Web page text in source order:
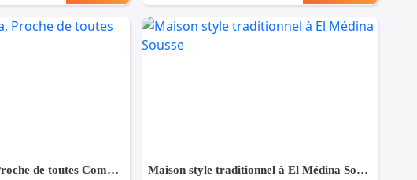
Maison à Hergla, Proche de toutes Commodités Maison style traditionnel à El Médina Sousse